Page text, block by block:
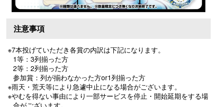
注意事項
※7本投げていただき各賞の内訳は下記になります。
1等：3列揃った方
2等：2列揃った方
参加賞：列が揃わなかった方or1列揃った方
※雨天・荒天等により急遽中止になる場合がございます。
※やむを得ない事由により一部サービスを停止・開始延期をする場